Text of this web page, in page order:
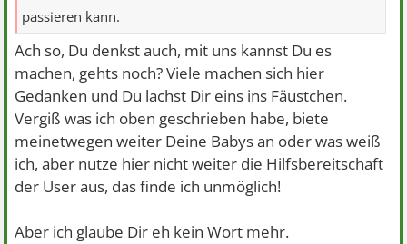
passieren kann.
Ach so, Du denkst auch, mit uns kannst Du es
machen, gehts noch? Viele machen sich hier
Gedanken und Du lachst Dir eins ins Fäustchen.
Vergiß was ich oben geschrieben habe, biete
meinetwegen weiter Deine Babys an oder was weiß
ich, aber nutze hier nicht weiter die Hilfsbereitschaft
der User aus, das finde ich unmöglich!
Aber ich glaube Dir eh kein Wort mehr.